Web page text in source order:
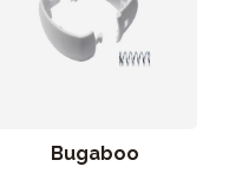
Bugaboo